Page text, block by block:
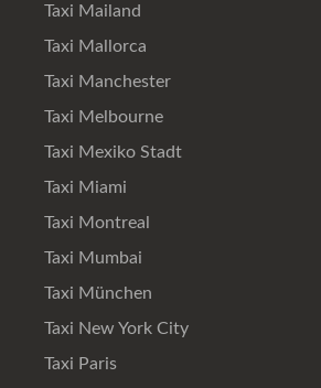
Taxi Mailand
Taxi Mallorca
Taxi Manchester
Taxi Melbourne
Taxi Mexiko Stadt
Taxi Miami
Taxi Montreal
Taxi Mumbai
Taxi München
Taxi New York City
Taxi Paris